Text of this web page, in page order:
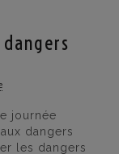
journée
dangers
les dangers